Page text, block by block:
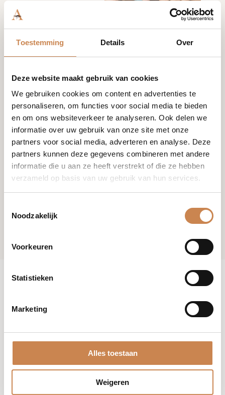
Toestemming Details Over
Deze website maakt gebruik van cookies
We gebruiken cookies om content en advertenties te
personaliseren, om functies voor social media te bieden
en om ons websiteverkeer te analyseren. Ook delen we
informatie over uw gebruik van onze site met onze
partners voor social media, adverteren en analyse. Deze
partners kunnen deze gegevens combineren met andere
informatie die u aan ze heeft verstrekt of die ze hebben
verzameld op basis van uw gebruik van hun services.
Noodzakelijk
Voorkeuren
Statistieken
Marketing
Alles toestaan
Weigeren